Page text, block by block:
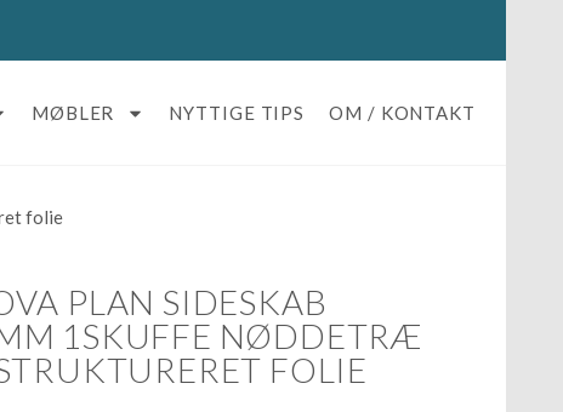
MØBLER NYTTIGE TIPS OM / KONTAKT
folie
PLAN SIDESKAB
1SKUFFE NØDDETRÆ
FOLIE